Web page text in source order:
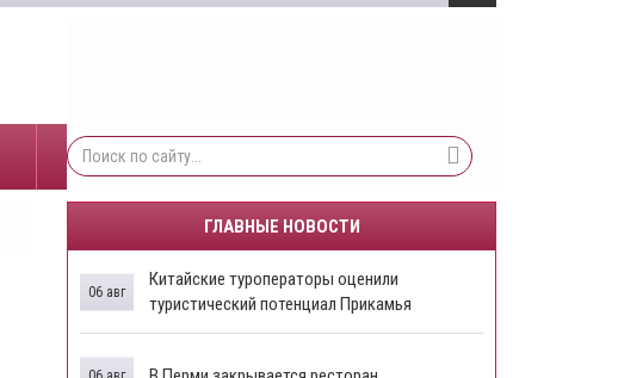
ГЛАВНЫЕ НОВОСТИ
Китайские туроператоры оценили
туристический потенциал Прикамья
06 авг
06 авг